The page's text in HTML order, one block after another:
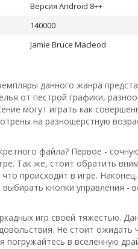
Версия Android 8++
140000
Jamie Bruce Macleod
данного жанра
от пестрой графики,
могут играть как
на разношерстную
файла? Первое -
Так же, стоит обратить
происходит в игре.
кнопки управления -
игр своей тяжестью.
Не стоит
в вселенную